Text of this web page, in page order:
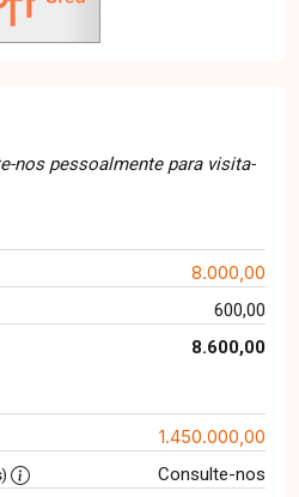
nos pessoalmente para visita-
8.000,00
600,00
8.600,00
1.450.000,00
Consulte-nos